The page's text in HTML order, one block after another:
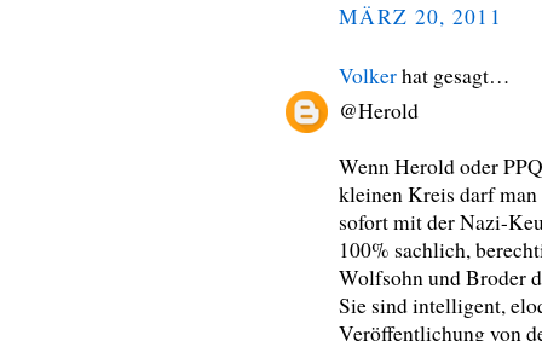
MÄRZ 20, 2011
Volkerhat gesagt…
@Herold
Wenn Herold oder
kleinen Kreis darf
sofort mit der Nazi-
100% sachlich,
Wolfsohn und Broder
Sie sind intelligent,
Veröffentlichung von